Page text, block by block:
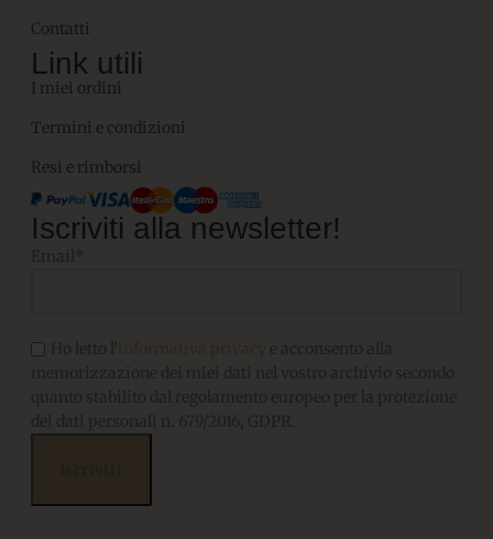
Contatti
Link utili
I miei ordini
Termini e condizioni
Resi e rimborsi
Iscriviti alla newsletter!